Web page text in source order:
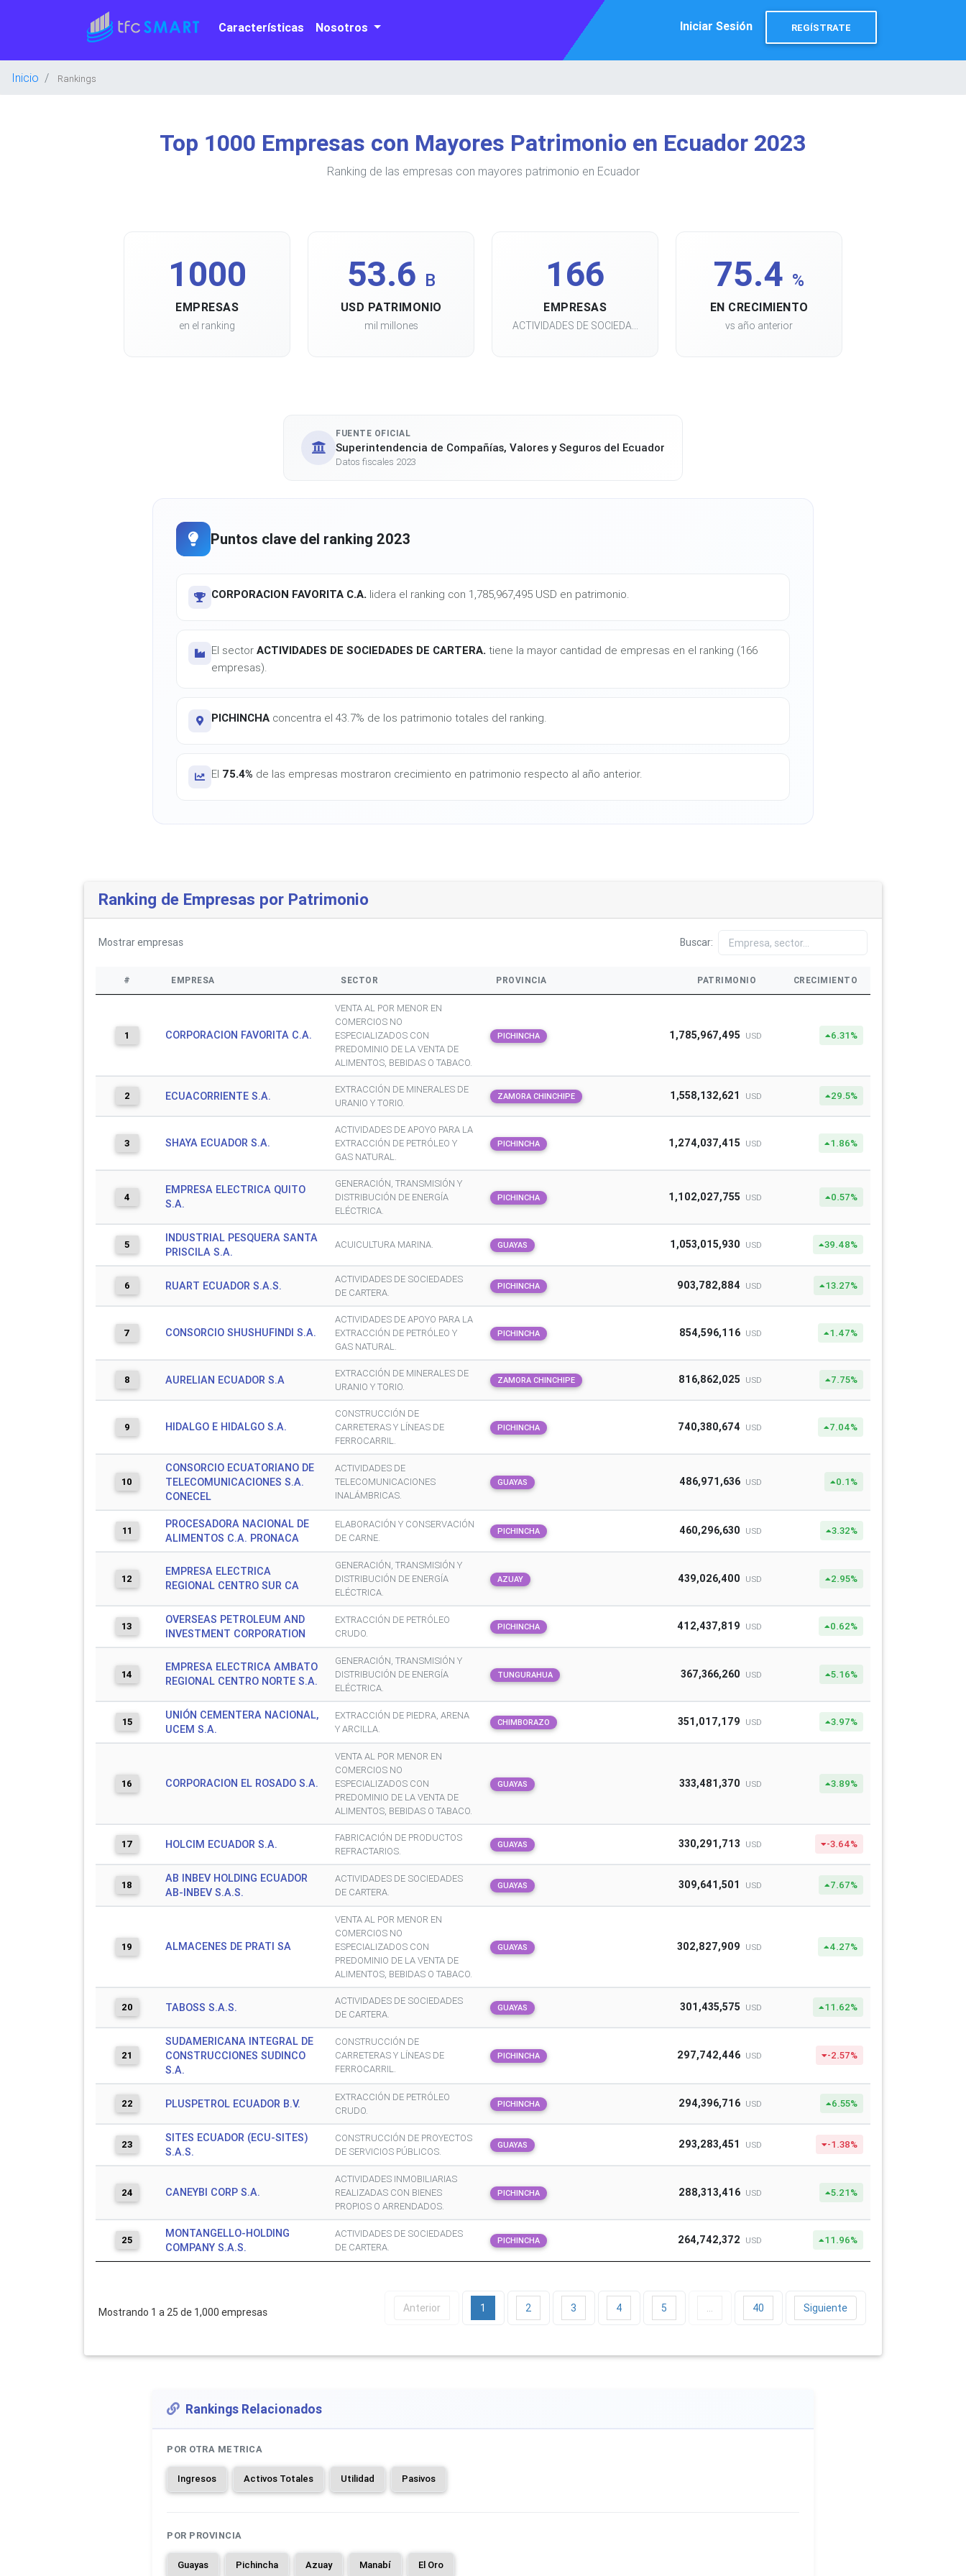
Características Nosotros Iniciar Sesión REGÍSTRATE
Inicio Rankings
Top 1000 Empresas con Mayores Patrimonio en Ecuador 2023
Ranking de las empresas con mayores patrimonio en Ecuador
1000
EMPRESAS
en el ranking
53.6 B
USD PATRIMONIO
mil millones
166
EMPRESAS
ACTIVIDADES DE SOCIEDA...
75.4 %
EN CRECIMIENTO
vs año anterior
FUENTE OFICIAL
Superintendencia de Compañías, Valores y Seguros del Ecuador
Datos fiscales 2023
Puntos clave del ranking 2023
CORPORACION FAVORITA C.A. lidera el ranking con 1,785,967,495 USD en patrimonio.
El sector ACTIVIDADES DE SOCIEDADES DE CARTERA. tiene la mayor cantidad de empresas en el ranking (166
empresas).
PICHINCHA concentra el 43.7% de los patrimonio totales del ranking.
El 75.4% de las empresas mostraron crecimiento en patrimonio respecto al año anterior.
Ranking de Empresas por Patrimonio
Mostrarempresas Buscar:
# EMPRESA SECTOR PROVINCIA PATRIMONIO CRECIMIENTO
1 CORPORACION FAVORITA C.A.
VENTA AL POR MENOR EN
COMERCIOS NO
ESPECIALIZADOS CON
PREDOMINIO DE LA VENTA DE
ALIMENTOS, BEBIDAS O TABACO.
PICHINCHA 1,785,967,495 USD 6.31%
2 ECUACORRIENTE S.A.
EXTRACCIÓN DE MINERALES DE
URANIO Y TORIO.
ZAMORA CHINCHIPE 1,558,132,621 USD 29.5%
3 SHAYA ECUADOR S.A.
ACTIVIDADES DE APOYO PARA LA
EXTRACCIÓN DE PETRÓLEO Y
GAS NATURAL.
PICHINCHA 1,274,037,415 USD 1.86%
4
EMPRESA ELECTRICA QUITO
S.A.
GENERACIÓN, TRANSMISIÓN Y
DISTRIBUCIÓN DE ENERGÍA
ELÉCTRICA.
PICHINCHA 1,102,027,755 USD 0.57%
5
INDUSTRIAL PESQUERA SANTA
PRISCILA S.A.
ACUICULTURA MARINA. GUAYAS 1,053,015,930 USD 39.48%
6 RUART ECUADOR S.A.S.
ACTIVIDADES DE SOCIEDADES
DE CARTERA.
PICHINCHA 903,782,884 USD 13.27%
7 CONSORCIO SHUSHUFINDI S.A.
ACTIVIDADES DE APOYO PARA LA
EXTRACCIÓN DE PETRÓLEO Y
GAS NATURAL.
PICHINCHA 854,596,116 USD 1.47%
8 AURELIAN ECUADOR S.A
EXTRACCIÓN DE MINERALES DE
URANIO Y TORIO.
ZAMORA CHINCHIPE 816,862,025 USD 7.75%
9 HIDALGO E HIDALGO S.A.
CONSTRUCCIÓN DE
CARRETERAS Y LÍNEAS DE
FERROCARRIL.
PICHINCHA 740,380,674 USD 7.04%
10
CONSORCIO ECUATORIANO DE
TELECOMUNICACIONES S.A.
CONECEL
ACTIVIDADES DE
TELECOMUNICACIONES
INALÁMBRICAS.
GUAYAS 486,971,636 USD 0.1%
11
PROCESADORA NACIONAL DE
ALIMENTOS C.A. PRONACA
ELABORACIÓN Y CONSERVACIÓN
DE CARNE.
PICHINCHA 460,296,630 USD 3.32%
12
EMPRESA ELECTRICA
REGIONAL CENTRO SUR CA
GENERACIÓN, TRANSMISIÓN Y
DISTRIBUCIÓN DE ENERGÍA
ELÉCTRICA.
AZUAY 439,026,400 USD 2.95%
13
OVERSEAS PETROLEUM AND
INVESTMENT CORPORATION
EXTRACCIÓN DE PETRÓLEO
CRUDO.
PICHINCHA 412,437,819 USD 0.62%
14
EMPRESA ELECTRICA AMBATO
REGIONAL CENTRO NORTE S.A.
GENERACIÓN, TRANSMISIÓN Y
DISTRIBUCIÓN DE ENERGÍA
ELÉCTRICA.
TUNGURAHUA 367,366,260 USD 5.16%
15
UNIÓN CEMENTERA NACIONAL,
UCEM S.A.
EXTRACCIÓN DE PIEDRA, ARENA
Y ARCILLA.
CHIMBORAZO 351,017,179 USD 3.97%
16 CORPORACION EL ROSADO S.A.
VENTA AL POR MENOR EN
COMERCIOS NO
ESPECIALIZADOS CON
PREDOMINIO DE LA VENTA DE
ALIMENTOS, BEBIDAS O TABACO.
GUAYAS 333,481,370 USD 3.89%
17 HOLCIM ECUADOR S.A.
FABRICACIÓN DE PRODUCTOS
REFRACTARIOS.
GUAYAS 330,291,713 USD -3.64%
18
AB INBEV HOLDING ECUADOR
AB-INBEV S.A.S.
ACTIVIDADES DE SOCIEDADES
DE CARTERA.
GUAYAS 309,641,501 USD 7.67%
19 ALMACENES DE PRATI SA
VENTA AL POR MENOR EN
COMERCIOS NO
ESPECIALIZADOS CON
PREDOMINIO DE LA VENTA DE
ALIMENTOS, BEBIDAS O TABACO.
GUAYAS 302,827,909 USD 4.27%
20 TABOSS S.A.S.
ACTIVIDADES DE SOCIEDADES
DE CARTERA.
GUAYAS 301,435,575 USD 11.62%
21
SUDAMERICANA INTEGRAL DE
CONSTRUCCIONES SUDINCO
S.A.
CONSTRUCCIÓN DE
CARRETERAS Y LÍNEAS DE
FERROCARRIL.
PICHINCHA 297,742,446 USD -2.57%
22 PLUSPETROL ECUADOR B.V.
EXTRACCIÓN DE PETRÓLEO
CRUDO.
PICHINCHA 294,396,716 USD 6.55%
23
SITES ECUADOR (ECU-SITES)
S.A.S.
CONSTRUCCIÓN DE PROYECTOS
DE SERVICIOS PÚBLICOS.
GUAYAS 293,283,451 USD -1.38%
24 CANEYBI CORP S.A.
ACTIVIDADES INMOBILIARIAS
REALIZADAS CON BIENES
PROPIOS O ARRENDADOS.
PICHINCHA 288,313,416 USD 5.21%
25
MONTANGELLO-HOLDING
COMPANY S.A.S.
ACTIVIDADES DE SOCIEDADES
DE CARTERA.
PICHINCHA 264,742,372 USD 11.96%
Mostrando 1 a 25 de 1,000 empresas Anterior 1 2 3 4 5 … 40 Siguiente
Rankings Relacionados
POR OTRA METRICA
Ingresos Activos Totales Utilidad Pasivos
POR PROVINCIA
Guayas Pichincha Azuay Manabí El Oro